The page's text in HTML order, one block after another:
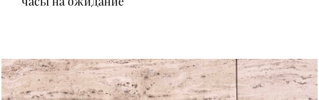
часы на ожидание